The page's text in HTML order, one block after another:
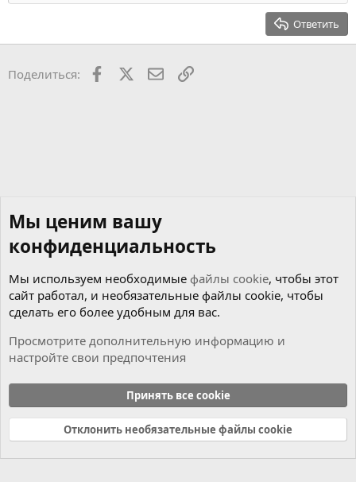
Trebuchet MS
Ответить
Поделиться: Facebook ПочтаСсылкой
Cookies
Russian (RU)
Связь с нами
Условия и правила
Политика конфиденциальности
Справка Главная
R
Мы ценим вашу
конфиденциальность
Мы используем необходимые файлы cookie, чтобы этот
сайт работал, и необязательные файлы cookie, чтобы
сделать его более удобным для вас.
Просмотрите дополнительную информацию и
настройте свои предпочтения
Принять все cookie
Отклонить необязательные файлы cookie